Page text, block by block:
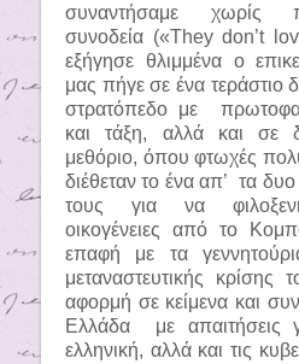
συναντήσαμε χωρίς
συνοδεία («They don’t
εξήγησε θλιμμένα ο
μας πήγε σε ένα τεράστιο
στρατόπεδο με
και τάξη, αλλά και σε
μεθόριο, όπου φτωχές
διέθεταν το ένα απ’
τα δυο
τους για να
οικογένειες από το
επαφή με τα
μεταναστευτικής
αφορμή σε κείμενα και
Ελλάδα
με
ελληνική, αλλά και τις